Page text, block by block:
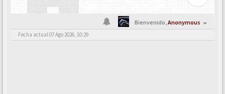
Bienvenido,Anonymous
Fecha actual 07 Ago 2026, 10:29